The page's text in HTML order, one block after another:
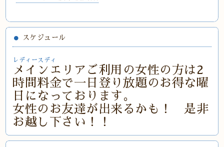
スケジュール
レディースディ
メインエリアご利用の女性の方は2
時間料金で一日登り放題のお得な曜
日になっております。
女性のお友達が出来るかも！ 是非
お越し下さい！！